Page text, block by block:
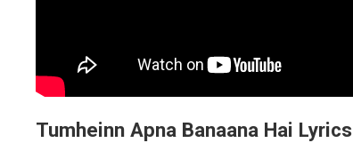
Tumheinn Apna Banaana Hai Lyrics